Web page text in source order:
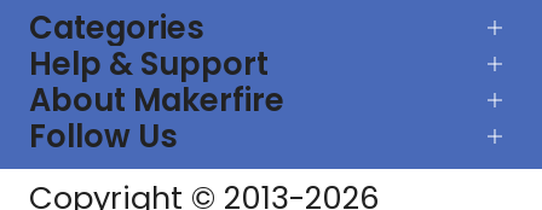
Categories
RC Car
RC Airplanes
FPV Racing Drones
Parts & Tools
Batteries and Chargers
UTMSYS
Help & Support
お問い合わせ
ご注文を追跡します
出荷ポリシー
サポートセンター
アフィリエイトプログラム
About Makerfire
私たちについて
プライバシーポリシー
利用規約
Follow Us
Subscribe
Copyright © 2013-2026